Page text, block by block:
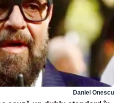
Daniel Onescu